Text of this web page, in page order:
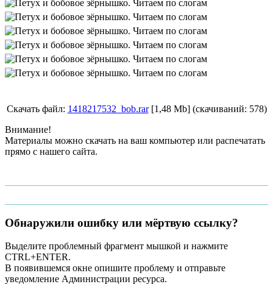
Скачать файл: 1418217532_bob.rar[1,48 Mb] (cкачиваний: 578)
Внимание!
Материалы можно скачать на ваш компьютер или распечатать
прямо с нашего сайта.
Обнаружили ошибку или мёртвую ссылку?
Выделите проблемный фрагмент мышкой и нажмите
CTRL+ENTER.
В появившемся окне опишите проблему и отправьте
уведомление Администрации ресурса.